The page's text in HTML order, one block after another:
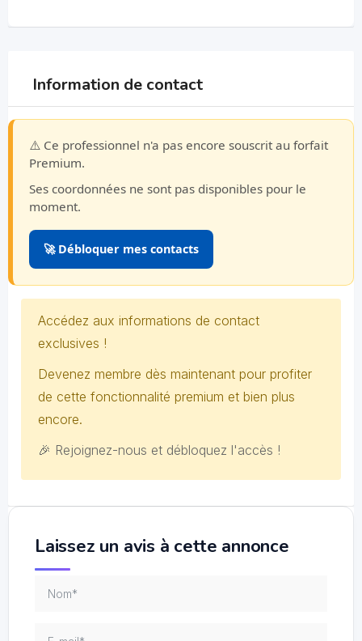
Information de contact
⚠️ Ce professionnel n'a pas encore souscrit au forfait
Premium.
Ses coordonnées ne sont pas disponibles pour le
moment.
🚀 Débloquer mes contacts
Accédez aux informations de contact
exclusives !
Devenez membre dès maintenant pour profiter
de cette fonctionnalité premium et bien plus
encore.
🎉 Rejoignez-nous et débloquez l'accès !
Laissez un avis à cette annonce